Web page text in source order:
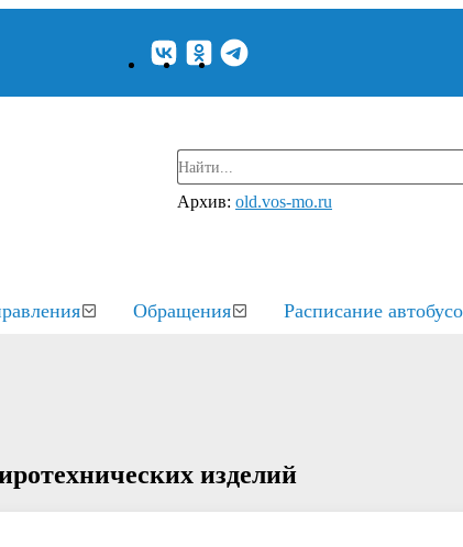
Архив: old.vos-mo.ru
Обращения Расписание
изделий